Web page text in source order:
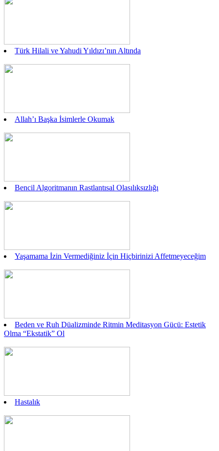
Türk Hilali ve Yahudi Yıldızı’nın Altında
Allah’ı Başka İsimlerle Okumak
Bencil Algoritmanın Rastlantısal Olasılıksızlığı
Yaşamama İzin Vermediğiniz İçin Hiçbirinizi Affetmeyeceğim
Beden ve Ruh Düalizminde Ritmin Meditasyon Gücü: Estetik
Olma “Ekstatik” Ol
Hastalık